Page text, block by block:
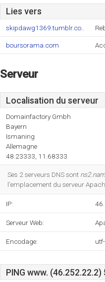
Lies vers
skipdawg1369.tumblr.co..
boursorama.com
Serveur
Localisation du serveur
Domainfactory Gmbh
Bayern
Ismaning
Allemagne
48.23333, 11.68333
Ses 2 serveurs DNS sont
l'emplacement du serveur
IP:
Serveur Web:
Encodage:
PING www.